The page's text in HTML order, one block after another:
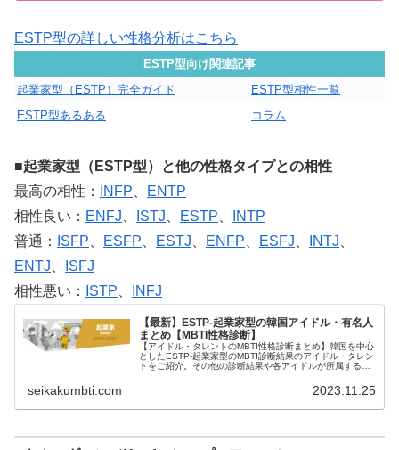
ESTP型の詳しい性格分析はこちら
ESTP型向け関連記事
起業家型（ESTP）完全ガイド
ESTP型相性一覧
ESTP型あるある
コラム
■起業家型（ESTP型）と他の性格タイプとの相性
最高の相性：
INFP
ENTP
相性良い： ENFJ ISTJ ESTP
INTP
普通：
ISFP ESFP ESTJ ENFP ESFJ INTJ
ENTJ
ISFJ
相性悪い：
ISTP INFJ
【最新】ESTP-起業家型の韓国アイドル・有名人
まとめ【MBTI性格診断】
【アイドル・タレントのMBTI性格診断まとめ】韓国を中心
としたESTP-起業家型のMBTI診断結果のアイドル・タレン
トをご紹介。その他の診断結果や各アイドルが所属するグ
seikakumbti.com 2023.11.25